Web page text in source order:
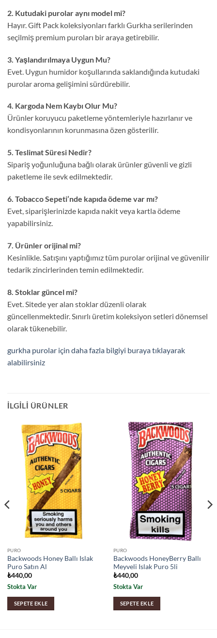
2. Kutudaki purolar aynı model mi?
Hayır. Gift Pack koleksiyonları farklı Gurkha serilerinden
seçilmiş premium puroları bir araya getirebilir.
3. Yaşlandırılmaya Uygun Mu?
Evet. Uygun humidor koşullarında saklandığında kutudaki
purolar aroma gelişimini sürdürebilir.
4. Kargoda Nem Kaybı Olur Mu?
Ürünler koruyucu paketleme yöntemleriyle hazırlanır ve
kondisyonlarının korunmasına özen gösterilir.
5. Teslimat Süresi Nedir?
Sipariş yoğunluğuna bağlı olarak ürünler güvenli ve gizli
paketleme ile sevk edilmektedir.
6. Tobacco Sepeti’nde kapıda ödeme var mı?
Evet, siparişlerinizde kapıda nakit veya kartla ödeme
yapabilirsiniz.
7. Ürünler orijinal mi?
Kesinlikle. Satışını yaptığımız tüm purolar orijinal ve güvenilir
tedarik zincirlerinden temin edilmektedir.
8. Stoklar güncel mi?
Evet. Sitede yer alan stoklar düzenli olarak
güncellenmektedir. Sınırlı üretim koleksiyon setleri dönemsel
olarak tükenebilir.
gurkha purolar için daha fazla bilgiyi buraya tıklayarak
alabilirsiniz
İLGILI ÜRÜNLER
PURO
Backwoods Honey Ballı Islak
Puro Satın Al
₺440,00
Stokta Var
SEPETE EKLE
PURO
Backwoods HoneyBerry Ballı
Meyveli Islak Puro 5li
₺440,00
Stokta Var
SEPETE EKLE